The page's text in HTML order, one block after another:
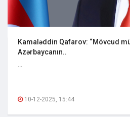
Kamaləddin Qafarov: “Mövcud
Azərbaycanın..
10-12-2025, 15:44